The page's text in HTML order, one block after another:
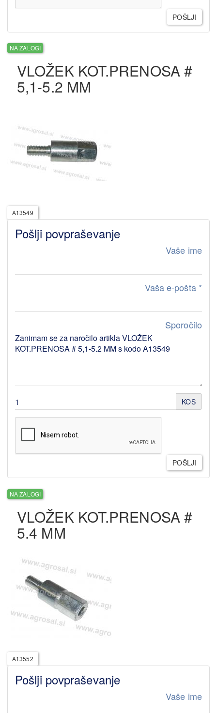
POŠLJI
NA ZALOGI
VLOŽEK KOT.PRENOSA #
5,1-5.2 MM
A13549
Pošlji povpraševanje
Vaše ime
Vaša e-pošta *
Sporočilo
KOS
POŠLJI
NA ZALOGI
VLOŽEK KOT.PRENOSA #
5.4 MM
A13552
Pošlji povpraševanje
Vaše ime